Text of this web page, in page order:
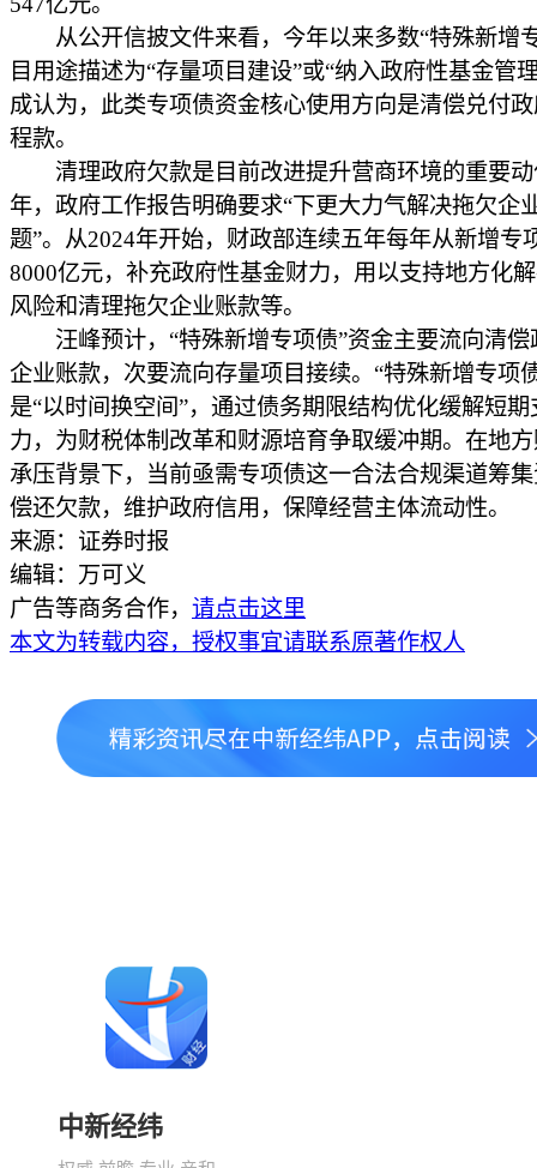
从公开信披文件来看，今年以来多数“特殊新增
目用途描述为“存量项目建设”或“纳入政府性基金管
成认为，此类专项债资金核心使用方向是清偿兑付
程款。
清理政府欠款是目前改进提升营商环境的重要动
年，政府工作报告明确要求“下更大力气解决拖欠企
题”。从2024年开始，财政部连续五年每年从新增专
8000亿元，补充政府性基金财力，用以支持地方化
风险和清理拖欠企业账款等。
汪峰预计，“特殊新增专项债”资金主要流向清偿
企业账款，次要流向存量项目接续。“特殊新增专项
是“以时间换空间”，通过债务期限结构优化缓解短期
力，为财税体制改革和财源培育争取缓冲期。在地
承压背景下，当前亟需专项债这一合法合规渠道筹
偿还欠款，维护政府信用，保障经营主体流动性。
来源：证券时报
编辑：万可义
广告等商务合作， 请点击这里
本文为转载内容，授权事宜请联系原著作权人
中新经纬